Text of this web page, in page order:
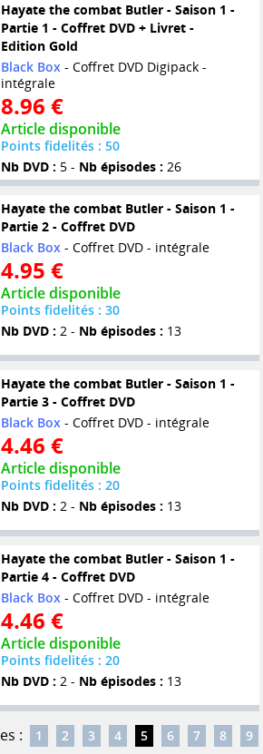
Hayate the combat Butler - Saison 1 -
Partie 1 - Coffret DVD + Livret -
Edition Gold
Black Box- Coffret DVD Digipack -
intégrale
8.96 €
Article disponible
Points fidelités : 50
Nb DVD : 5 - Nb épisodes : 26
Hayate the combat Butler - Saison 1 -
Partie 2 - Coffret DVD
Black Box- Coffret DVD - intégrale
4.95 €
Article disponible
Points fidelités : 30
Nb DVD : 2 - Nb épisodes : 13
Hayate the combat Butler - Saison 1 -
Partie 3 - Coffret DVD
Black Box- Coffret DVD - intégrale
4.46 €
Article disponible
Points fidelités : 20
Nb DVD : 2 - Nb épisodes : 13
Hayate the combat Butler - Saison 1 -
Partie 4 - Coffret DVD
Black Box- Coffret DVD - intégrale
4.46 €
Article disponible
Points fidelités : 20
Nb DVD : 2 - Nb épisodes : 13
: 1 2 3 4 5 6 7 8 9